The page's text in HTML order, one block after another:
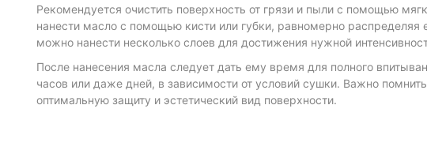
Рекомендуется очистить поверхность от грязи и пыли с помощью
нанести масло с помощью кисти или губки, равномерно распределяя
можно нанести несколько слоев для достижения нужной
После нанесения масла следует дать ему время для полного
часов или даже дней, в зависимости от условий сушки. Важно
оптимальную защиту и эстетический вид поверхности.